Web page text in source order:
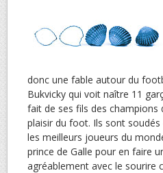
donc une fable autour du
Bukvicky qui voit naître 11
fait de ses fils des champions
plaisir du foot. Ils sont
les meilleurs joueurs du
prince de Galle pour en faire
agréablement avec le sourire